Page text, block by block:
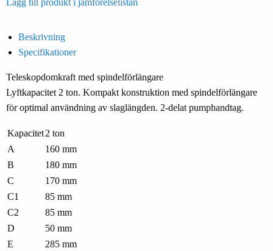
Lägg till produkt i jämförelselistan
Beskrivning
Specifikationer
Teleskopdomkraft med spindelförlängare
Lyftkapacitet 2 ton. Kompakt konstruktion med spindelförlängare
för optimal användning av slaglängden. 2-delat pumphandtag.
Kapacitet2 ton
A
160 mm
B
180 mm
C
170 mm
C1
85 mm
C2
85 mm
D
50 mm
E
285 mm